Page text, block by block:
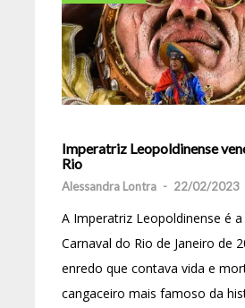
Imperatriz Leopoldinense
Rio
Alessandra Lontra - 22/02/2023
A Imperatriz Leopoldinense é
Carnaval do Rio de Janeiro de
enredo que contava vida e
cangaceiro mais famoso da